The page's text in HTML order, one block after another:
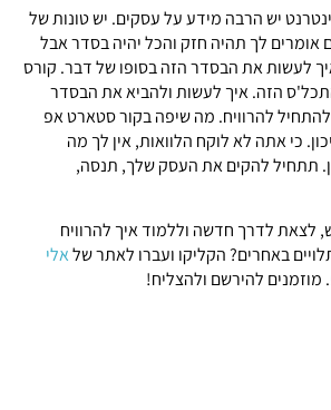
יש הרבה מידע על עסקים. יש טונות של
אומרים לך תהיה חזק והכל יהיה בסדר אבל
לעשות את הבסדר הזה בסופו של דבר. קורס
הזה. איך לעשות ולהביא את הבסדר
להרוויח. מה שיפה בקור סטארט אפ
כי אתה לא לוקח הלוואות, אין לך מה
תתחיל להקים את העסק שלך, תנסה,
לצאת לדרך חדשה וללמוד איך להרוויח
באחרים? הקליקו ועברו לאתר שלאלי
. מוזמנים להירשם ולהצליח!